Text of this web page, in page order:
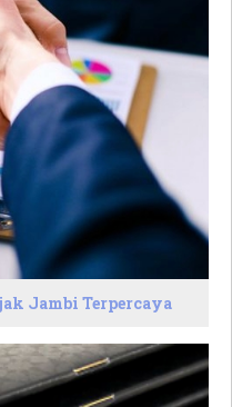
Jambi Terpercaya